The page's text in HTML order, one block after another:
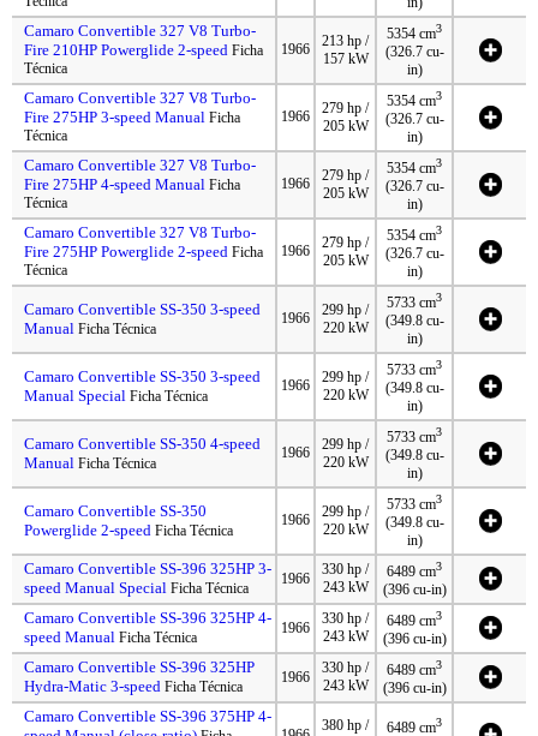
Camaro Convertible 327 V8 Turbo-
Fire 210HP Powerglide 2-speed Ficha
Técnica
1966
213 hp /
157 kW
5354 cm3
(326.7 cu-
in)
Camaro Convertible 327 V8 Turbo-
Fire 275HP 3-speed Manual Ficha
Técnica
1966
279 hp /
205 kW
5354 cm3
(326.7 cu-
in)
Camaro Convertible 327 V8 Turbo-
Fire 275HP 4-speed Manual Ficha
Técnica
1966
279 hp /
205 kW
5354 cm3
(326.7 cu-
in)
Camaro Convertible 327 V8 Turbo-
Fire 275HP Powerglide 2-speed Ficha
Técnica
1966
279 hp /
205 kW
5354 cm3
(326.7 cu-
in)
Camaro Convertible SS-350 3-speed
Manual Ficha Técnica
1966
299 hp /
220 kW
5733 cm3
(349.8 cu-
in)
Camaro Convertible SS-350 3-speed
Manual Special Ficha Técnica
1966
299 hp /
220 kW
5733 cm3
(349.8 cu-
in)
Camaro Convertible SS-350 4-speed
Manual Ficha Técnica
1966
299 hp /
220 kW
5733 cm3
(349.8 cu-
in)
Camaro Convertible SS-350
Powerglide 2-speed Ficha Técnica
1966
299 hp /
220 kW
5733 cm3
(349.8 cu-
in)
Camaro Convertible SS-396 325HP 3-
speed Manual Special Ficha Técnica
1966
330 hp /
243 kW
6489 cm3
(396 cu-in)
Camaro Convertible SS-396 325HP 4-
speed Manual Ficha Técnica
1966
330 hp /
243 kW
6489 cm3
(396 cu-in)
Camaro Convertible SS-396 325HP
Hydra-Matic 3-speed Ficha Técnica
1966
330 hp /
243 kW
6489 cm3
(396 cu-in)
Camaro Convertible SS-396 375HP 4-
380 hp /
6489 cm3